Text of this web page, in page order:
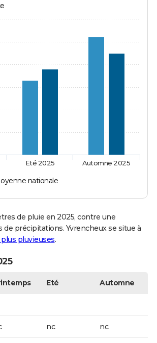
nationale
Eté 2025 Automne 2025
de pluie en 2025, contre une
précipitations. Yvrencheux se situe à
pluvieuses.
Eté Automne
nc nc